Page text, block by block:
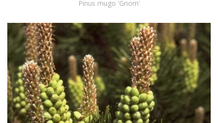
Pinus mugo 'Gnom'